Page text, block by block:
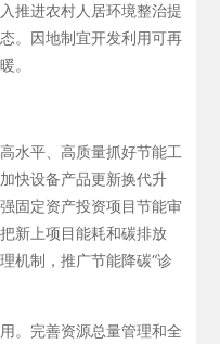
推进农村人居环境整治提
。因地制宜开发利用可再
。
水平、高质量抓好节能工
快设备产品更新换代升
固定资产投资项目节能审
新上项目能耗和碳排放
机制，推广节能降碳“诊
。完善资源总量管理和全